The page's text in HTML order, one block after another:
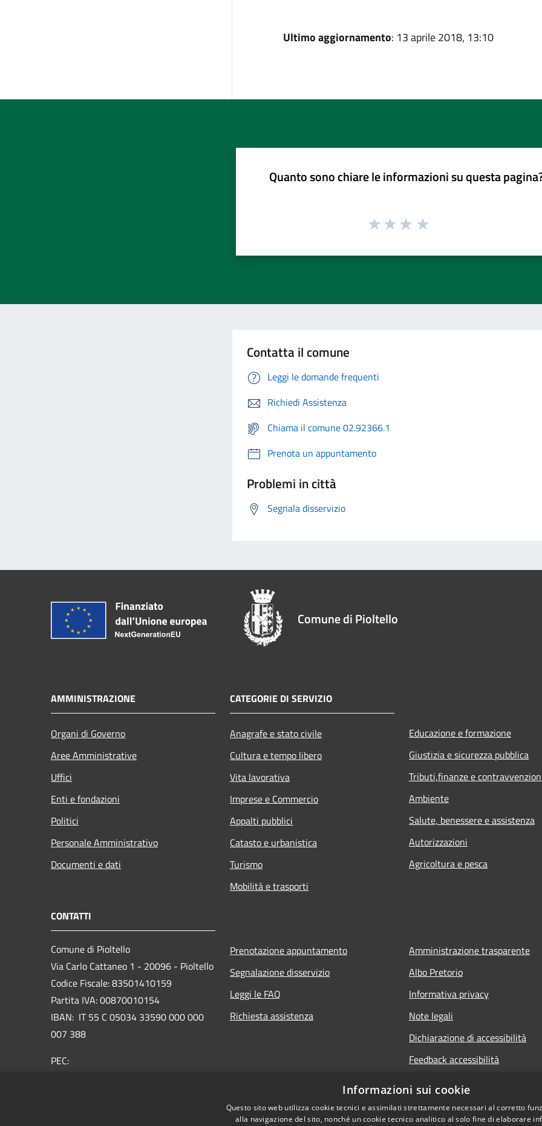
Ultimo aggiornamento: 13 aprile 2018, 13:10
Quanto sono chiare le informazioni su questa
Contatta il comune
Leggi le domande frequenti
Richiedi Assistenza
Chiama il comune 02.92366.1
Prenota un appuntamento
Problemi in città
Segnala disservizio
Comune di Pioltello
AMMINISTRAZIONE
Organi di Governo
Aree Amministrative
Uffici
Enti e fondazioni
Politici
Personale Amministrativo
Documenti e dati
CATEGORIE DI SERVIZIO
Anagrafe e stato civile
Cultura e tempo libero
Vita lavorativa
Imprese e Commercio
Appalti pubblici
Catasto e urbanistica
Turismo
Mobilità e trasporti
Educazione e formazione
Giustizia e sicurezza pubblica
Tributi,finanze e
Ambiente
Salute, benessere e assistenza
Autorizzazioni
Agricoltura e pesca
CONTATTI
Comune di Pioltello
Via Carlo Cattaneo 1 - 20096 - Pioltello
Codice Fiscale: 83501410159
Partita IVA: 00870010154
IBAN: IT 55 C 05034 33590 000 000
007 388
PEC:
Prenotazione appuntamento
Segnalazione disservizio
Leggi le FAQ
Richiesta assistenza
Amministrazione trasparente
Albo Pretorio
Informativa privacy
Note legali
Dichiarazione di accessibilità
Feedback accessibilità
personali
Informazioni sui cookie
Questo sito web utilizza cookie tecnici e assimilati strettamente necessari al corretto
alla navigazione del sito, nonché un cookie tecnico analitico al solo fine di elaborare